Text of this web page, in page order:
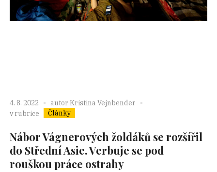
4. 8. 2022 autor Kristina Vejnbender
v rubrice
Články
Nábor Vágnerových žoldáků se rozšířil
do Střední Asie. Verbuje se pod
rouškou práce ostrahy